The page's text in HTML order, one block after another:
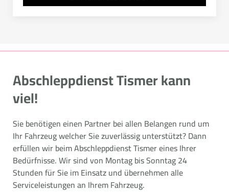
Abschleppdienst Tismer kann
viel!
Sie benötigen einen Partner bei allen Belangen rund um
Ihr Fahrzeug welcher Sie zuverlässig unterstützt? Dann
erfüllen wir beim Abschleppdienst Tismer eines Ihrer
Bedürfnisse. Wir sind von Montag bis Sonntag 24
Stunden für Sie im Einsatz und übernehmen alle
Serviceleistungen an Ihrem Fahrzeug.